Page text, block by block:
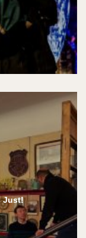
Just!